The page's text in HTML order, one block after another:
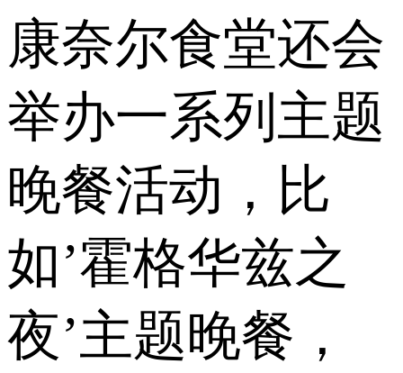
康奈尔食堂还会
举办一系列主题
晚餐活动，比
如’霍格华兹之
夜’主题晚餐，